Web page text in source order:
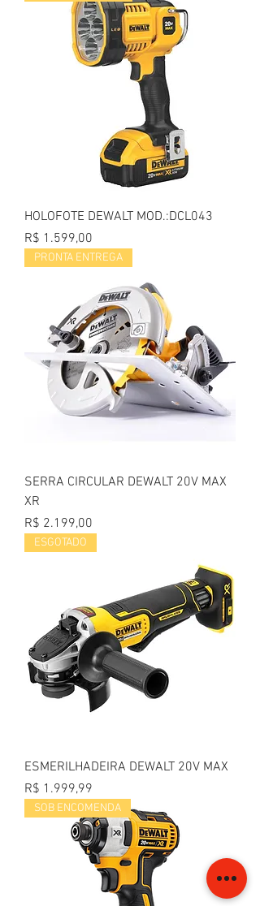
HOLOFOTE DEWALT MOD.:DCL043
Preço
R$ 1.599,00
PRONTA ENTREGA
SERRA CIRCULAR DEWALT 20V MAX
XR
Preço
R$ 2.199,00
ESGOTADO
ESMERILHADEIRA DEWALT 20V MAX
Preço
R$ 1.999,99
SOB ENCOMENDA